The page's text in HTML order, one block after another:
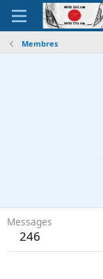
Membres
Messages
246